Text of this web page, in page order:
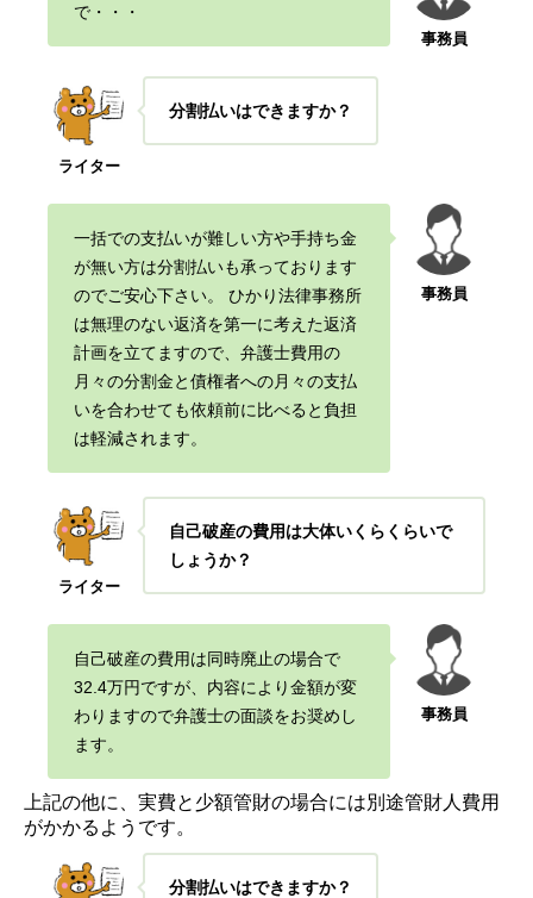
事務員
で・・・
ライター
分割払いはできますか？
事務員
一括での支払いが難しい方や手持ち金
が無い方は分割払いも承っております
のでご安心下さい。 ひかり法律事務所
は無理のない返済を第一に考えた返済
計画を立て ますので、弁護士費用の
月々の分割金と債権者への月々の支払
いを合わせても依頼前に比べると負担
は軽減されます。
ライター
自己破産の費用は大体いくらくらいで
しょうか？
事務員
自己破産の費用は同時廃止の場合で
32.4万円ですが、 内容により金額が変
わりますので弁護士の面談をお奨めし
ます。
上記の他に、実費と少額管財の場合には別途管財人費用
がかかるようです。
分割払いはできますか？